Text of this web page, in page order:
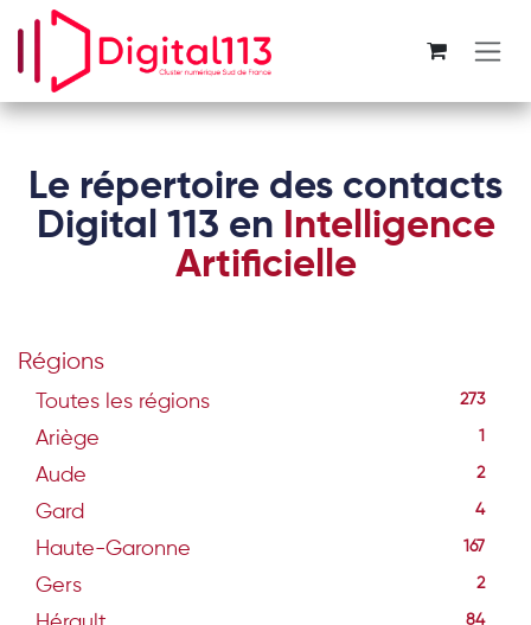
Se rendre au contenu
Le répertoire des contacts
Digital 113 en Intelligence
Artificielle
Régions
Toutes les régions 273
Ariège 1
Aude 2
Gard 4
Haute-Garonne 167
Gers 2
84